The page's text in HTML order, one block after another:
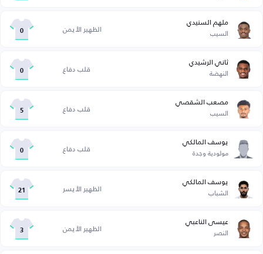
ملهم السنيدي
السيب الظهير الأيمن 0
ثاني الرشيدي
النهضة قلب دفاع 0
مصعب الشقصي
السيب قلب دفاع 5
يوسف المالكي
مولودية وجدة قلب دفاع 0
يوسف المالكي
الشباب الظهير الأيسر 21
عيسى الناعبي
النصر الظهير الأيمن 3